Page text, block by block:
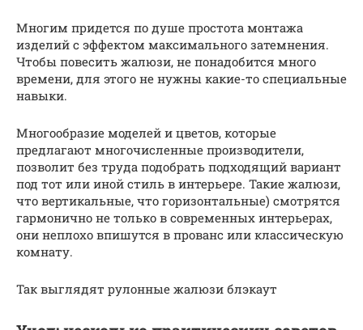
Многим придется по душе простота монтажа
изделий с эффектом максимального затемнения.
Чтобы повесить жалюзи, не понадобится много
времени, для этого не нужны какие-то специальные
навыки.
Многообразие моделей и цветов, которые
предлагают многочисленные производители,
позволит без труда подобрать подходящий вариант
под тот или иной стиль в интерьере. Такие жалюзи,
что вертикальные, что горизонтальные) смотрятся
гармонично не только в современных интерьерах,
они неплохо впишутся в прованс или классическую
комнату.
Так выглядят рулонные жалюзи блэкаут